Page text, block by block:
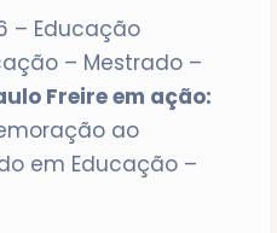
– Educação
– Mestrado –
Freire em ação:
ao
em Educação –